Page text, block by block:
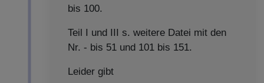
bis 100.
Teil I und III s. weitere Datei mit den
Nr. - bis 51 und 101 bis 151.
Leider gibt